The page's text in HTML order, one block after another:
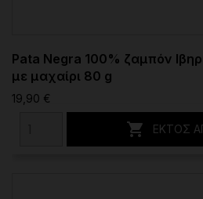
Pata Negra 100% ζαμπόν
με μαχαίρι 80 g
19,90 €
 ΕΚΤΌΣ